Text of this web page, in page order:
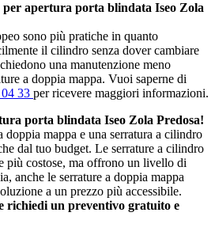
apertura porta blindata Iseo Zola
sono più pratiche in quanto
il cilindro senza dover cambiare
una manutenzione meno
a doppia mappa. Vuoi saperne di
33 per ricevere maggiori informazioni.
porta blindata Iseo Zola Predosa!
doppia mappa e una serratura a cilindro
dal tuo budget. Le serrature a cilindro
più costose, ma offrono un livello di
anche le serrature a doppia mappa
a un prezzo più accessibile.
richiedi un preventivo gratuito e